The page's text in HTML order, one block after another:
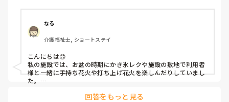
なる
介護福祉士, ショートステイ
こんにちは😊
私の施設では、お盆の時期にかき氷レクや施設の敷地で利用者
様と一緒に手持ち花火や打ち上げ花火を楽しんだりしていまし
た。
利用者様にとっても良い経験にもなりますね！
回答をもっと見る